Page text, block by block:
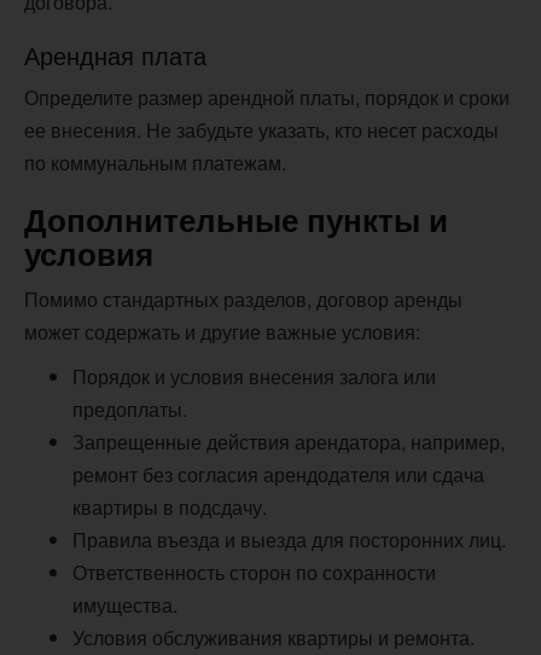
Арендная плата
Определите размер арендной платы, порядок и сроки
ее внесения. Не забудьте указать, кто несет расходы
по коммунальным платежам.
Дополнительные пункты и
условия
Помимо стандартных разделов, договор аренды
может содержать и другие важные условия:
Порядок и условия внесения залога или
предоплаты.
Запрещенные действия арендатора, например,
ремонт без согласия арендодателя или сдача
квартиры в подсдачу.
Правила въезда и выезда для посторонних лиц.
Ответственность сторон по сохранности
имущества.
Условия обслуживания квартиры и ремонта.